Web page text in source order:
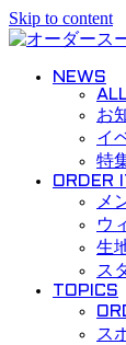
Skip to content
NEWS
お
イ
特
ORDER
メ
ウ
生
ス
TOPICS
ス